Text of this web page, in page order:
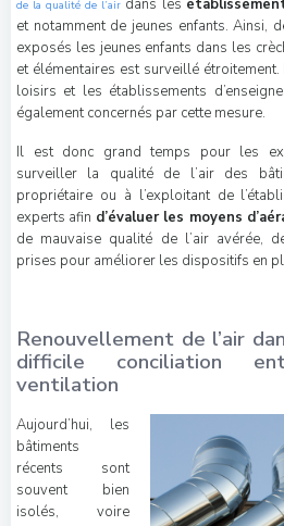
de la qualité de l’air dans les
et notamment de jeunes enfants. Ainsi,
exposés les jeunes enfants dans les
et élémentaires est surveillé
loisirs et les établissements
également concernés par cette mesure.
Il est donc grand temps pour les
surveiller la qualité de l’air des
propriétaire ou à l’exploitant de
experts afin d’évaluer les moyens
de mauvaise qualité de l’air avérée,
prises pour améliorer les dispositifs en
Renouvellement de l’air
difficile conciliation
ventilation
Aujourd’hui, les
bâtiments
récents sont
souvent bien
isolés, voire